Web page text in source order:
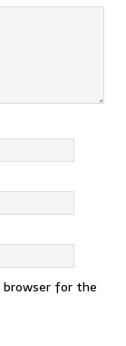
browser for the